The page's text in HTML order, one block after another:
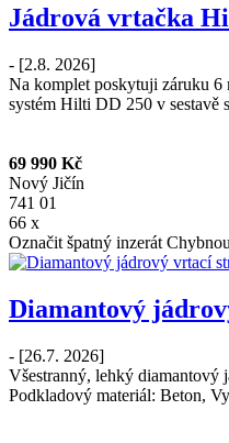
Jádrová vrtačka
- [2.8. 2026]
Na komplet poskytuji záruku 6
systém Hilti DD 250 v sestavě
69 990 Kč
Nový Jičín
741 01
66 x
Označit špatný inzerát
Diamantový
- [26.7. 2026]
Všestranný, lehký diamantový
Podkladový materiál: Beton,